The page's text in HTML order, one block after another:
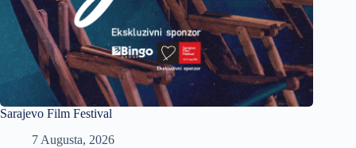
Sarajevo Film Festival
7 Augusta, 2026